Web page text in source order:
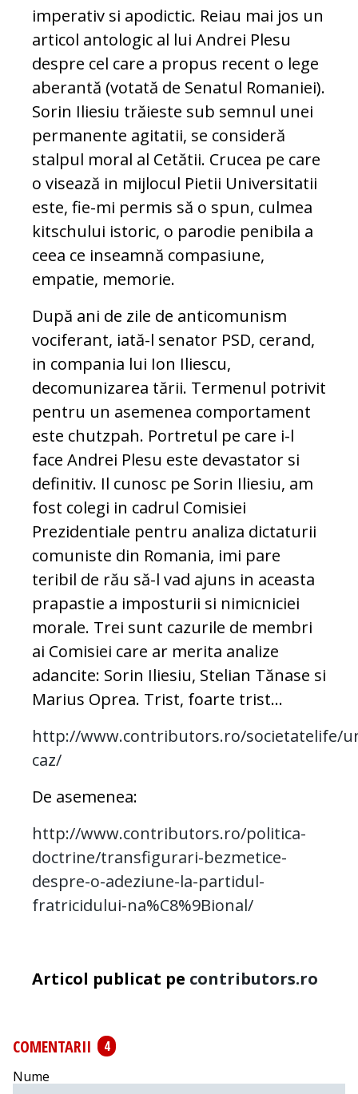
imperativ si apodictic. Reiau mai jos un
articol antologic al lui Andrei Plesu
despre cel care a propus recent o lege
aberantă (votată de Senatul Romaniei).
Sorin Iliesiu trăieste sub semnul unei
permanente agitatii, se consideră
stalpul moral al Cetătii. Crucea pe care
o visează in mijlocul Pietii Universitatii
este, fie-mi permis să o spun, culmea
kitschului istoric, o parodie penibila a
ceea ce inseamnă compasiune,
empatie, memorie.
După ani de zile de anticomunism
vociferant, iată-l senator PSD, cerand,
in compania lui Ion Iliescu,
decomunizarea tării. Termenul potrivit
pentru un asemenea comportament
este chutzpah. Portretul pe care i-l
face Andrei Plesu este devastator si
definitiv. Il cunosc pe Sorin Iliesiu, am
fost colegi in cadrul Comisiei
Prezidentiale pentru analiza dictaturii
comuniste din Romania, imi pare
teribil de rău să-l vad ajuns in aceasta
prapastie a imposturii si nimicniciei
morale. Trei sunt cazurile de membri
ai Comisiei care ar merita analize
adancite: Sorin Iliesiu, Stelian Tănase si
Marius Oprea. Trist, foarte trist…
http://www.contributors.ro/societatelife/
caz/
De asemenea:
http://www.contributors.ro/politica-
doctrine/transfigurari-bezmetice-
despre-o-adeziune-la-partidul-
fratricidului-na%C8%9Bional/
Articol publicat pe contributors.ro
COMENTARII
4
Nume